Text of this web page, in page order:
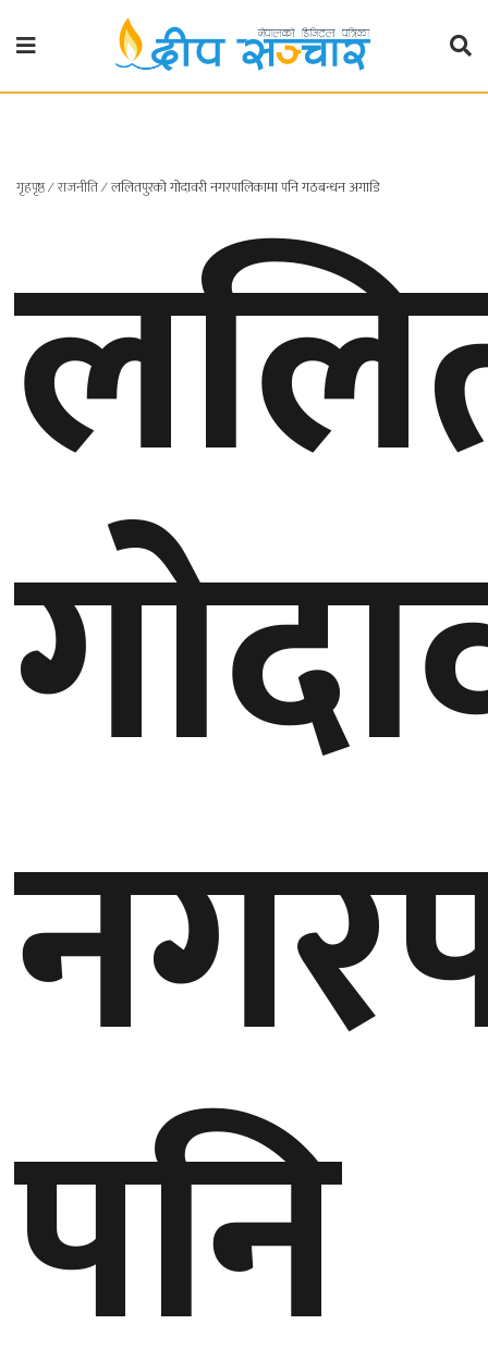
गृहपृष्ठ
प्रदेश
१
प्रदेश
२
बाग्मती
प्रदेश
५
कर्णाली
प्रदेश
विचार
खेलकुद
साहित्य
गल्फ
गृहपृष्ठ∕राजनीति∕ललितपुरको गोदावरी नगरपालिकामा पनि गठबन्धन अगाडि
पनि